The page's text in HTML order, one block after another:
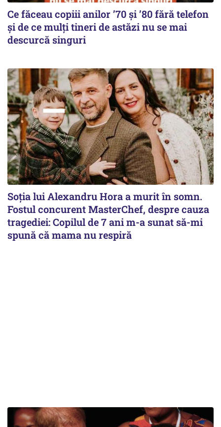
Ce făceau copiii anilor ’70 și ’80 fără telefon
și de ce mulți tineri de astăzi nu se mai
descurcă singuri
Soția lui Alexandru Hora a murit în somn.
Fostul concurent MasterChef, despre cauza
tragediei: Copilul de 7 ani m-a sunat să-mi
spună că mama nu respiră